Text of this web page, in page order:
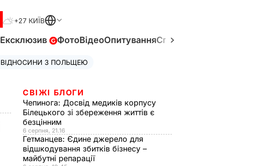
+27 КИЇВ
Ексклюзив ФотоВідеоОпитуванняСпецпроєкти
ВІДНОСИНИ З ПОЛЬЩЕЮ
СВІЖІ БЛОГИ
Чепинога: Досвід медиків корпусу
Білецького зі збереження життів є
безцінним
6 серпня, 21.16
Гетманцев: Єдине джерело для
відшкодування збитків бізнесу –
майбутні репарації